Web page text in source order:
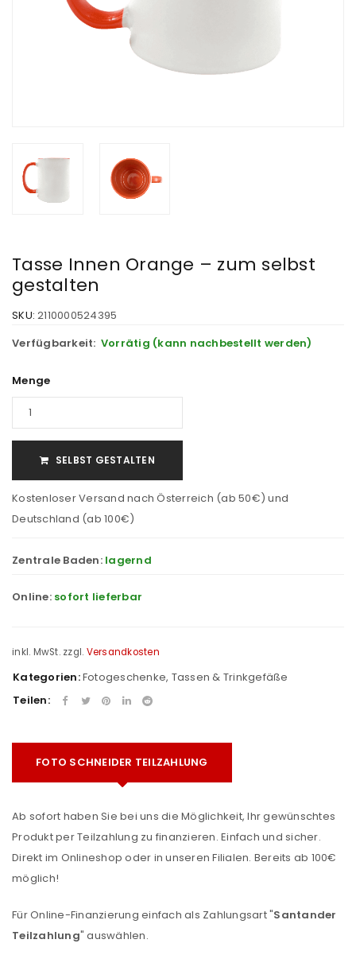
Tasse Innen Orange – zum selbst
gestalten
SKU: 2110000524395
Verfügbarkeit: Vorrätig (kann nachbestellt werden)
Menge
SELBST GESTALTEN
Kostenloser Versand nach Österreich (ab 50€) und
Deutschland (ab 100€)
Zentrale Baden: lagernd
Online: sofort lieferbar
inkl. MwSt. zzgl. Versandkosten
Kategorien:Fotogeschenke, Tassen & Trinkgefäße
Teilen:
FOTO SCHNEIDER TEILZAHLUNG
Ab sofort haben Sie bei uns die Möglichkeit, Ihr gewünschtes
Produkt per Teilzahlung zu finanzieren. Einfach und sicher.
Direkt im Onlineshop oder in unseren Filialen. Bereits ab 100€
möglich!
Für Online-Finanzierung einfach als Zahlungsart "Santander
Teilzahlung" auswählen.